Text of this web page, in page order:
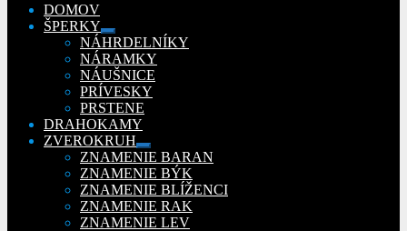
DOMOV
ŠPERKY
Rozbaliť
podradené
menu
NÁHRDELNÍKY
NÁRAMKY
NÁUŠNICE
PRÍVESKY
PRSTENE
DRAHOKAMY
ZVEROKRUH
Rozbaliť
podradené
menu
ZNAMENIE BARAN
ZNAMENIE BÝK
ZNAMENIE BLÍŽENCI
ZNAMENIE RAK
ZNAMENIE LEV